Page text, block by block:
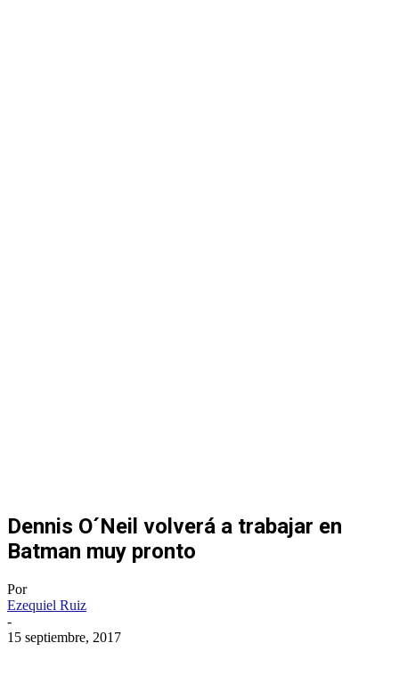
Dennis O´Neil volverá a trabajar en
Batman muy pronto
Por
Ezequiel Ruiz
-
15 septiembre, 2017